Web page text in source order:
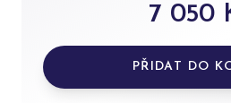
7 050
PŘIDAT DO